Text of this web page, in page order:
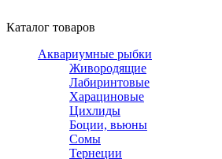
Каталог товаров
Аквариумные рыбки
Живородящие
Лабиринтовые
Харациновые
Цихлиды
Боции, вьюны
Сомы
Тернеции